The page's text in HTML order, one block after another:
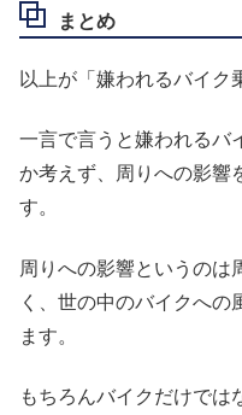
まとめ
以上が「嫌われるバイク
一言で言うと嫌われるバ
か考えず、周りへの影響
す。
周りへの影響というのは
く、世の中のバイクへの
ます。
もちろんバイクだけでは